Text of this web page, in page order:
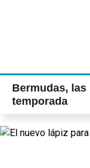
Bermudas, las
temporada